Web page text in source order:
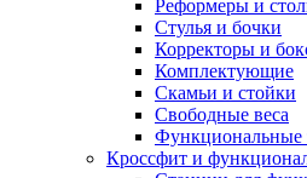
Реформеры и
Стулья и бочки
Корректоры и
Комплектующие
Скамьи и стойки
Свободные веса
Функциональные
Кроссфит и